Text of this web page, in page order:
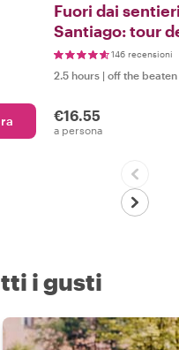
Fuori dai
Santiago: tour
Bellavista146 recensioni
2.5 hours | off the
€16.55
a persona
i gusti